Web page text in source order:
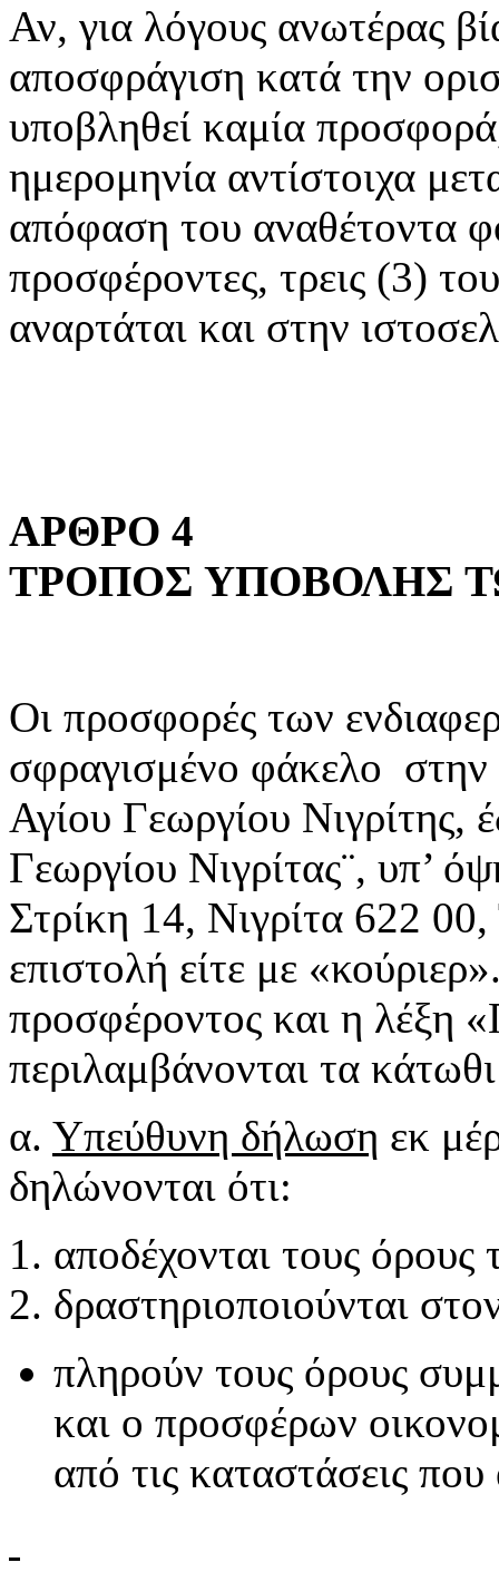
Αν, για λόγους ανωτέρας
αποσφράγιση κατά την
υποβληθεί καμία
ημερομηνία αντίστοιχα
απόφαση του αναθέτοντα
προσφέροντες, τρεις (3)
αναρτάται και στην
ΑΡΘΡΟ 4
ΤΡΟΠΟΣ ΥΠΟΒΟΛΗΣ
Οι προσφορές των
σφραγισμένο φάκελο στην
Αγίου Γεωργίου Νιγρίτης,
Γεωργίου Νιγρίτας¨, υπ’
Στρίκη 14, Νιγρίτα 622
επιστολή είτε με
προσφέροντος και η λέξη
περιλαμβάνονται τα
α. Υπεύθυνη δήλωση εκ
δηλώνονται ότι:
αποδέχονται τους όρους
δραστηριοποιούνται
πληρούν τους όρους
και ο προσφέρων
από τις καταστάσεις